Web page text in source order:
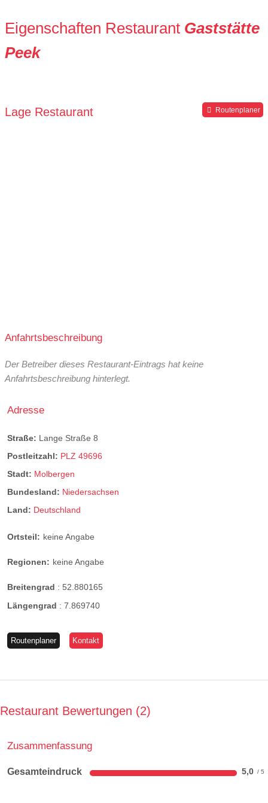
Eigenschaften Restaurant Gaststätte
Peek
Lage Restaurant Routenplaner
Anfahrtsbeschreibung
Der Betreiber dieses Restaurant-Eintrags hat keine
Anfahrtsbeschreibung hinterlegt.
Adresse
Straße: Lange Straße 8
Postleitzahl: PLZ 49696
Stadt: Molbergen
Bundesland: Niedersachsen
Land: Deutschland
Ortsteil: keine Angabe
Regionen: keine Angabe
Breitengrad : 52.880165
Längengrad : 7.869740
Routenplaner Kontakt
Restaurant Bewertungen 2
Zusammenfassung
Gesamteindruck 5,0